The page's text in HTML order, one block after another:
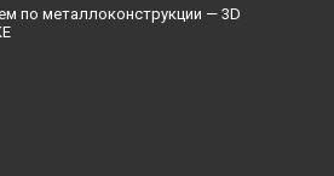
по металлоконструкции — 3D